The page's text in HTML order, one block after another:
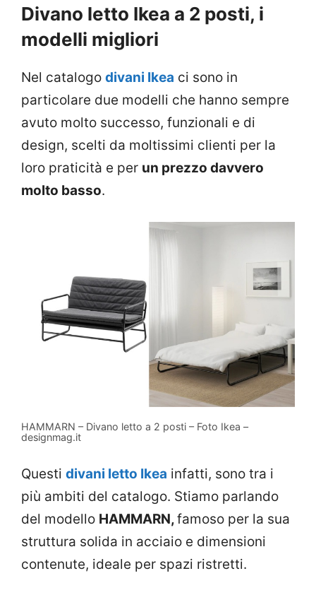
Divano letto Ikea a 2 posti, i
modelli migliori
Nel catalogo divani Ikea ci sono in
particolare due modelli che hanno sempre
avuto molto successo, funzionali e di
design, scelti da moltissimi clienti per la
loro praticità e per un prezzo davvero
molto basso.
HAMMARN – Divano letto a 2 posti – Foto Ikea –
designmag.it
Questi divani letto Ikea infatti, sono tra i
più ambiti del catalogo. Stiamo parlando
del modello HAMMARN,famoso per la sua
struttura solida in acciaio e dimensioni
contenute, ideale per spazi ristretti.